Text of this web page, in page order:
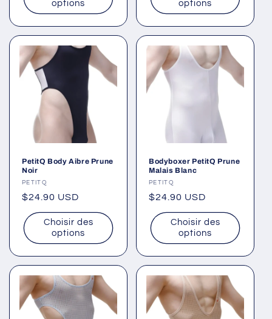
options options
PetitQ Body Aibre Prune
Noir
Fournisseur :
PETITQ
Prix
habituel
$24.90 USD
Choisir des
options
Bodyboxer PetitQ Prune
Malais Blanc
Fournisseur :
PETITQ
Prix
habituel
$24.90 USD
Choisir des
options